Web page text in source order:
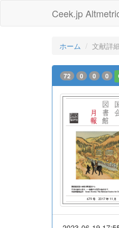
Ceek.jp
ホーム 文献詳
72 0 0 0